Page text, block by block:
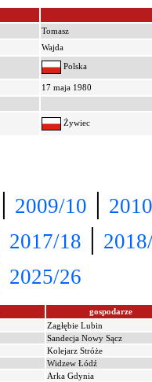
Tomasz
Wajda
Polska
17 maja 1980
Żywiec
| 2009/10 |
2017/18 |
2025/26
gospodarze
Zagłębie Lubin
Sandecja Nowy Sącz
Kolejarz Stróże
Widzew Łódź
Arka Gdynia